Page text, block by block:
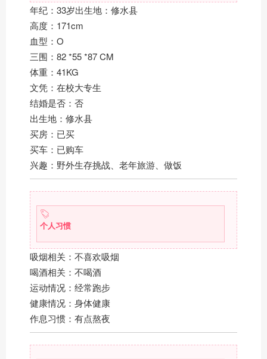
年纪：33岁出生地：修水县
高度：171cm
血型：O
三围：82 *55 *87 CM
体重：41KG
文凭：在校大专生
结婚是否：否
出生地：修水县
买房：已买
买车：已购车
兴趣：野外生存挑战、老年旅游、做饭
个人习惯
吸烟相关：不喜欢吸烟
喝酒相关：不喝酒
运动情况：经常跑步
健康情况：身体健康
作息习惯：有点熬夜